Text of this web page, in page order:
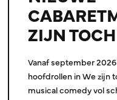
ZIJN
Vanaf september
hoofdrollen in We zijn
musical comedy vol